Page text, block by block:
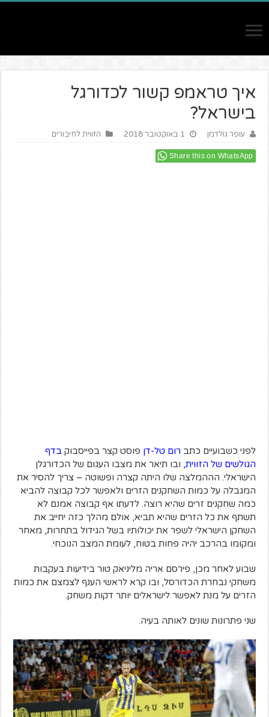
איך טראמפ קשור לכדורגל
בישראל?
עופר גולדמן 1 באוקטובר 2018 הזווית לחיבורים
Share this on WhatsApp
לפני כשבועיים כתברום טל-דן פוסט קצר בפייסבוקבדף
הגולשים של הזווית, ובו תיאר את מצבו העגום של הכדורגלן
הישראלי. הההמלצה שלו היתה קצרה ופשוטה – צריך להסיר את
המגבלה על כמות השחקנים הזרים ולאפשר לכל קבוצה להביא
כמה שחקנים זרים שהיא רוצה. לדעתו אף קבוצה אמנם לא
תשתף את כל הזרים שהיא תביא, אולם מהלך כזה יחייב את
השחקן הישראלי לשפר את יכולותיו בשל הגידול בתחרות, מאחר
ומקומו בהרכב יהיה פחות בטוח, לעומת המצב הנוכחי.
שבוע לאחר מכן, פירסם אריה מליניאק טור בידיעות בעקבות
משחקי נבחרת הכדורסל, ובו קרא לראשי הענף לצמצם את כמות
הזרים על מנת לאפשר לישראלים יותר דקות משחק.
שני פתרונות שונים לאותה בעיה.